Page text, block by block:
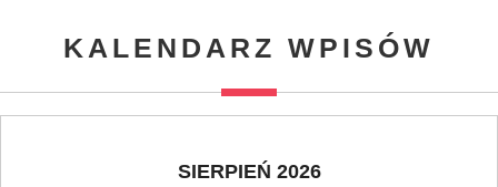
KALENDARZ WPISÓW
SIERPIEŃ 2026